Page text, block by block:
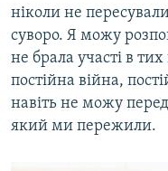
ніколи не
суворо. Я можу
не брала участі в
постійна війна,
навіть не можу
який ми пережили.